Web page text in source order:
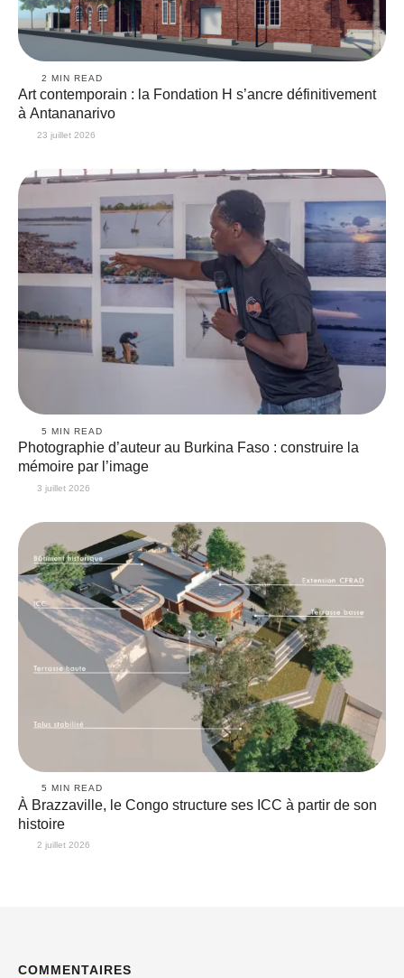
2 MIN READ
Art contemporain : la Fondation H s’ancre définitivement
à Antananarivo
23 juillet 2026
5 MIN READ
Photographie d’auteur au Burkina Faso : construire la
mémoire par l’image
3 juillet 2026
5 MIN READ
À Brazzaville, le Congo structure ses ICC à partir de son
histoire
2 juillet 2026
COMMENTAIRES